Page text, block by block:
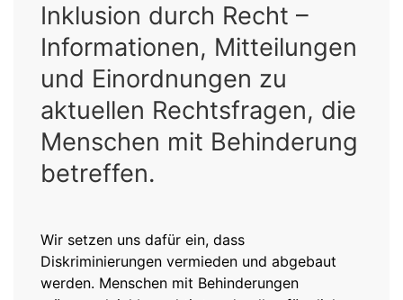
Inklusion durch Recht –
Informationen, Mitteilungen
und Einordnungen zu
aktuellen Rechtsfragen, die
Menschen mit Behinderung
betreffen.
Wir setzen uns dafür ein, dass
Diskriminierungen vermieden und abgebaut
werden. Menschen mit Behinderungen